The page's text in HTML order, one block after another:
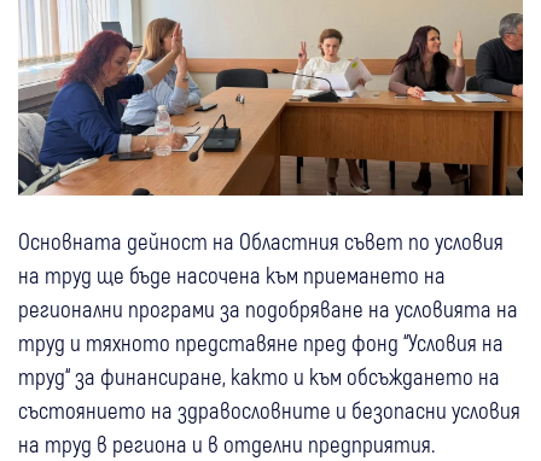
Основната дейност на Областния съвет по условия
на труд ще бъде насочена към приемането на
регионални програми за подобряване на условията на
труд и тяхното представяне пред фонд “Условия на
труд“ за финансиране, както и към обсъждането на
състоянието на здравословните и безопасни условия
на труд в региона и в отделни предприятия.